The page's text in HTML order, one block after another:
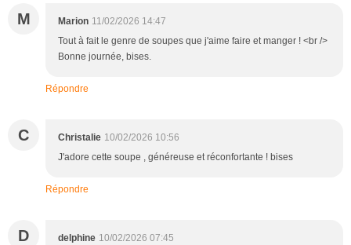
M Marion 11/02/2026 14:47
Tout à fait le genre de soupes que j'aime faire et manger ! <br />
Bonne journée, bises.
Répondre
C Christalie 10/02/2026 10:56
J'adore cette soupe , généreuse et réconfortante ! bises
Répondre
D delphine 10/02/2026 07:45